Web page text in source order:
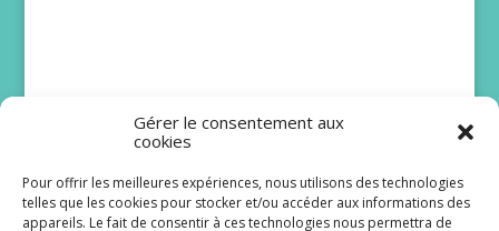
Gérer le consentement aux
cookies
Pour offrir les meilleures expériences, nous utilisons des technologies
telles que les cookies pour stocker et/ou accéder aux informations des
appareils. Le fait de consentir à ces technologies nous permettra de
DNA : Juliette Mabilat